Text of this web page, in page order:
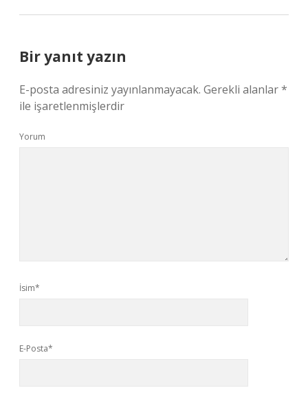
Bir yanıt yazın
E-posta adresiniz yayınlanmayacak. Gerekli alanlar*
ile işaretlenmişlerdir
Yorum
İsim*
E-Posta*